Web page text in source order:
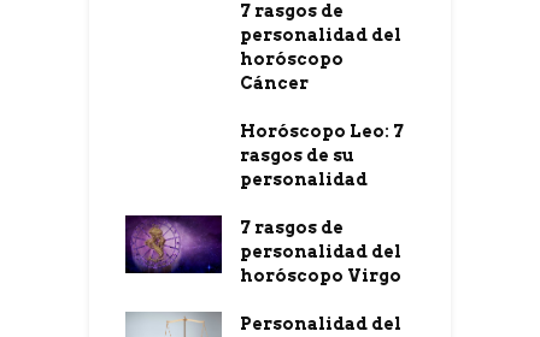
7 rasgos de
personalidad del
horóscopo
Cáncer
Horóscopo Leo: 7
rasgos de su
personalidad
7 rasgos de
personalidad del
horóscopo Virgo
Personalidad del